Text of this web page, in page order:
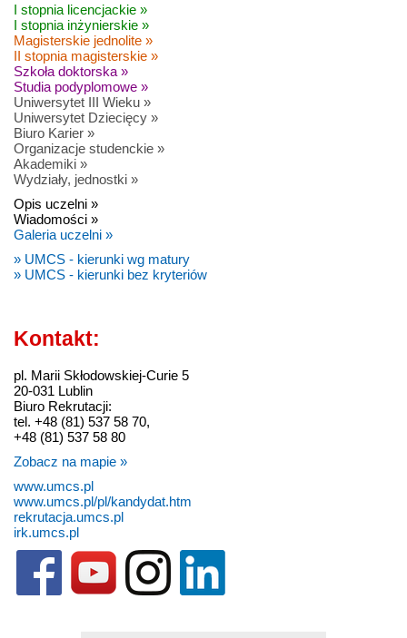
I stopnia licencjackie »
I stopnia inżynierskie »
Magisterskie jednolite »
II stopnia magisterskie »
Szkoła doktorska »
Studia podyplomowe »
Uniwersytet III Wieku »
Uniwersytet Dziecięcy »
Biuro Karier »
Organizacje studenckie »
Akademiki »
Wydziały, jednostki »
Opis uczelni »
Wiadomości »
Galeria uczelni »
» UMCS - kierunki wg matury
» UMCS - kierunki bez kryteriów
Kontakt:
pl. Marii Skłodowskiej-Curie 5
20-031 Lublin
Biuro Rekrutacji:
tel. +48 (81) 537 58 70,
+48 (81) 537 58 80
Zobacz na mapie »
www.umcs.pl
www.umcs.pl/pl/kandydat.htm
rekrutacja.umcs.pl
irk.umcs.pl